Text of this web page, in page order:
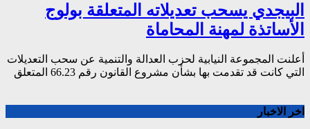
البيجدي يسحب تعديلاته المتعلقة بولوج
الأساتذة لمهنة المحاماة
أعلنت المجموعة النيابية لحزب العدالة والتنمية عن سحب التعديلات
التي كانت قد تقدمت بها بشأن مشروع القانون رقم 66.23 المتعلق
اخر الاخبار